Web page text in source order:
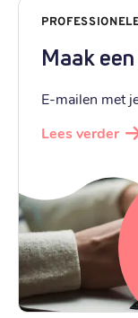
Maak
E-mailen met
Lees verder